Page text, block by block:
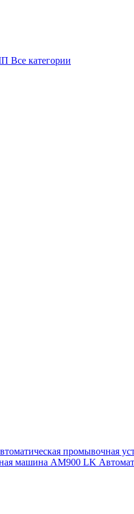
Все категории
промывочная
машина AM900 LK